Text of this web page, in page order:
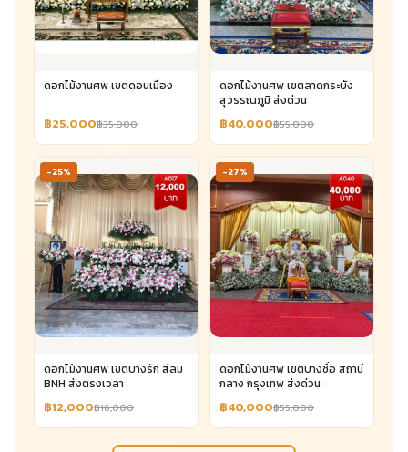
ดอกไม้งานศพ เขตดอนเมือง
฿25,000฿35,000
ดอกไม้งานศพ เขตลาดกระบัง
สุวรรณภูมิ ส่งด่วน
฿40,000฿55,000
-25%
ดอกไม้งานศพ เขตบางรัก สีลม
BNH ส่งตรงเวลา
฿12,000฿16,000
-27%
ดอกไม้งานศพ เขตบางซื่อ สถานี
กลาง กรุงเทพ ส่งด่วน
฿40,000฿55,000